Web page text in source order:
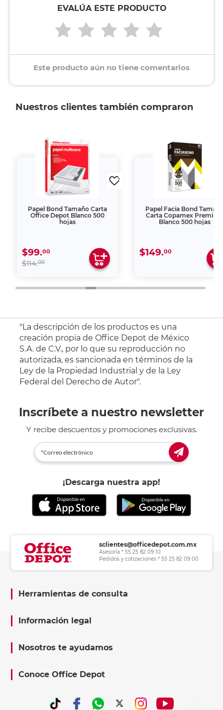
EVALÚA ESTE PRODUCTO
Este producto aún no tiene comentarios
Nuestros clientes también compraron
Papel Bond Tamaño Carta
Office Depot Blanco 500
hojas
$99.00
$114.00
Papel Facia Bond
Carta Copamex
Blanco 500 hojas
$149.00
"La descripción de los productos es una
creación propia de Office Depot de México
S.A. de C.V., por lo que su reproducción no
autorizada, es sancionada en términos de la
Ley de la Propiedad Industrial y de la Ley
Federal del Derecho de Autor".
Inscríbete a nuestro newsletter
Y recibe descuentos y promociones exclusivas.
¡Descarga nuestra app!
sclientes@officedepot.com.mx
Asesoría * 55 25 82 09 10
Pedidos y cotizaciones * 55 25 82 09 00
Herramientas de consulta
Información legal
Nosotros te ayudamos
Conoce Office Depot